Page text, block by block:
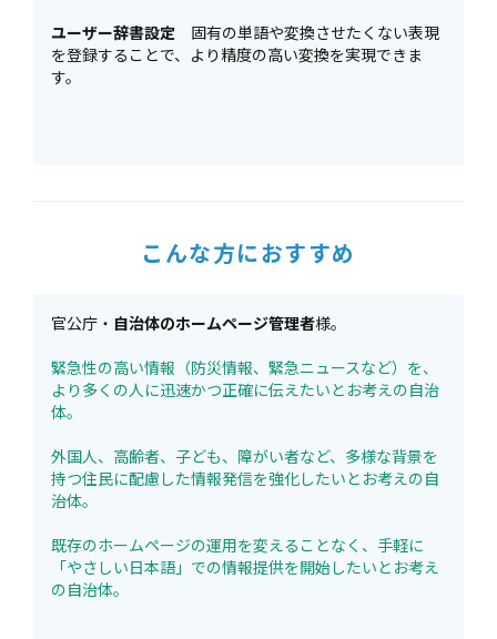
ユーザー辞書設定 固有の単語や変換させたくない表現
を登録することで、より精度の高い変換を実現できま
す。
こんな方におすすめ
官公庁・ 自治体のホームページ管理者様。
緊急性の高い情報（防災情報、緊急ニュースなど）を、
より多くの人に迅速かつ正確に伝えたいとお考えの自治
体。
外国人、高齢者、子ども、障がい者など、多様な背景を
持つ住民に配慮した情報発信を強化したいとお考えの自
治体。
既存のホームページの運用を変えることなく、手軽に
「やさしい日本語」での情報提供を開始したいとお考え
の自治体。